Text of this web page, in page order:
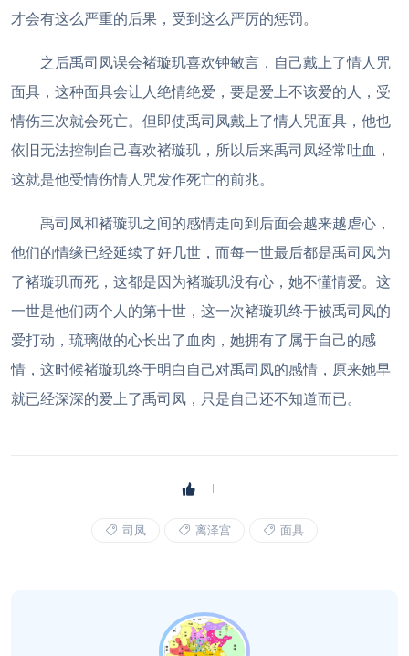
才会有这么严重的后果，受到这么严厉的惩罚。
之后禹司凤误会褚璇玑喜欢钟敏言，自己戴上了情人咒
面具，这种面具会让人绝情绝爱，要是爱上不该爱的人，受
情伤三次就会死亡。但即使禹司凤戴上了情人咒面具，他也
依旧无法控制自己喜欢褚璇玑，所以后来禹司凤经常吐血，
这就是他受情伤情人咒发作死亡的前兆。
禹司凤和褚璇玑之间的感情走向到后面会越来越虐心，
他们的情缘已经延续了好几世，而每一世最后都是禹司凤为
了褚璇玑而死，这都是因为褚璇玑没有心，她不懂情爱。这
一世是他们两个人的第十世，这一次褚璇玑终于被禹司凤的
爱打动，琉璃做的心长出了血肉，她拥有了属于自己的感
情，这时候褚璇玑终于明白自己对禹司凤的感情，原来她早
就已经深深的爱上了禹司凤，只是自己还不知道而已。
司凤 离泽宫 面具